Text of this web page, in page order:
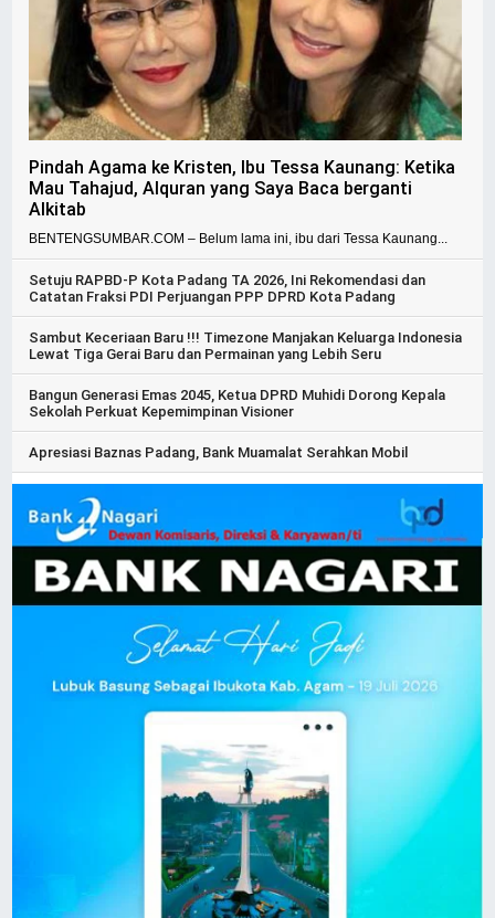
Pindah Agama ke Kristen, Ibu Tessa Kaunang: Ketika
Mau Tahajud, Alquran yang Saya Baca berganti
Alkitab
BENTENGSUMBAR.COM – Belum lama ini, ibu dari Tessa Kaunang...
Setuju RAPBD-P Kota Padang TA 2026, Ini Rekomendasi dan
Catatan Fraksi PDI Perjuangan PPP DPRD Kota Padang
Sambut Keceriaan Baru !!! Timezone Manjakan Keluarga Indonesia
Lewat Tiga Gerai Baru dan Permainan yang Lebih Seru
Bangun Generasi Emas 2045, Ketua DPRD Muhidi Dorong Kepala
Sekolah Perkuat Kepemimpinan Visioner
Apresiasi Baznas Padang, Bank Muamalat Serahkan Mobil